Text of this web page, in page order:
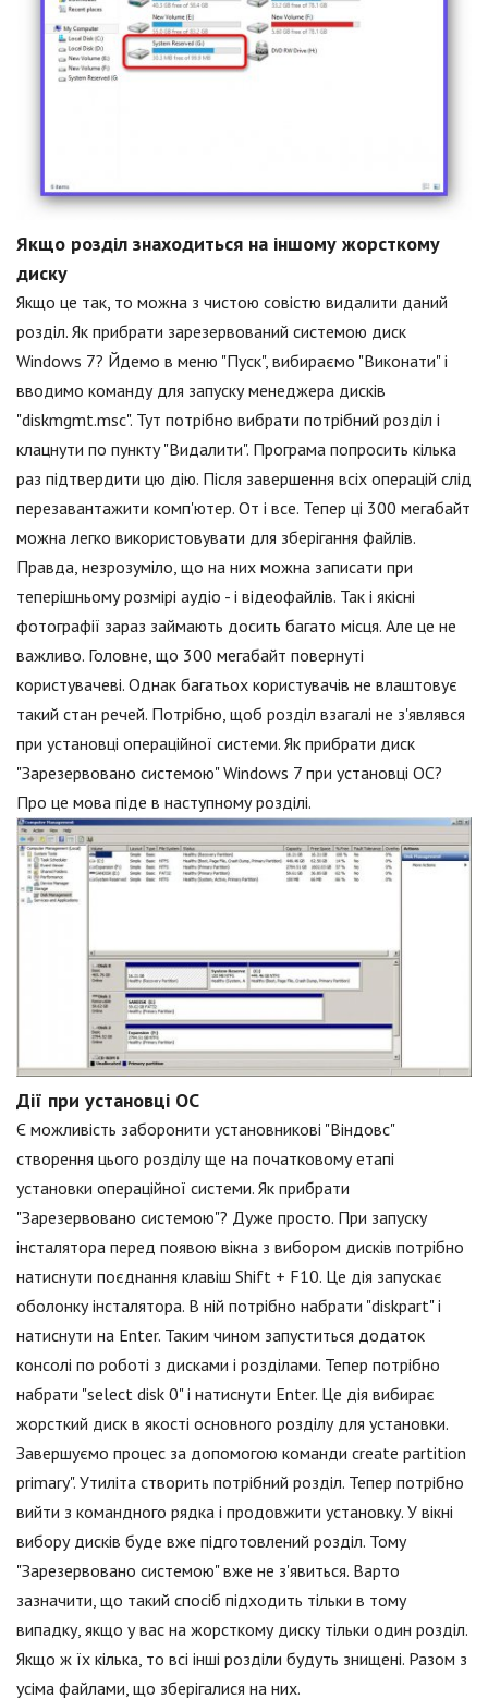
Якщо розділ знаходиться на іншому жорсткому
диску
Якщо це так, то можна з чистою совістю видалити даний
розділ. Як прибрати зарезервований системою диск
Windows 7? Йдемо в меню "Пуск", вибираємо "Виконати" і
вводимо команду для запуску менеджера дисків
"diskmgmt.msc". Тут потрібно вибрати потрібний розділ і
клацнути по пункту "Видалити". Програма попросить кілька
раз підтвердити цю дію. Після завершення всіх операцій слід
перезавантажити комп'ютер. От і все. Тепер ці 300 мегабайт
можна легко використовувати для зберігання файлів.
Правда, незрозуміло, що на них можна записати при
теперішньому розмірі аудіо - і відеофайлів. Так і якісні
фотографії зараз займають досить багато місця. Але це не
важливо. Головне, що 300 мегабайт повернуті
користувачеві. Однак багатьох користувачів не влаштовує
такий стан речей. Потрібно, щоб розділ взагалі не з'являвся
при установці операційної системи. Як прибрати диск
"Зарезервовано системою" Windows 7 при установці ОС?
Про це мова піде в наступному розділі.
Дії при установці ОС
Є можливість заборонити установникові "Віндовс"
створення цього розділу ще на початковому етапі
установки операційної системи. Як прибрати
"Зарезервовано системою"? Дуже просто. При запуску
інсталятора перед появою вікна з вибором дисків потрібно
натиснути поєднання клавіш Shift + F10. Це дія запускає
оболонку інсталятора. В ній потрібно набрати "diskpart" і
натиснути на Enter. Таким чином запуститься додаток
консолі по роботі з дисками і розділами. Тепер потрібно
набрати "select disk 0" і натиснути Enter. Це дія вибирає
жорсткий диск в якості основного розділу для установки.
Завершуємо процес за допомогою команди create partition
primary". Утиліта створить потрібний розділ. Тепер потрібно
вийти з командного рядка і продовжити установку. У вікні
вибору дисків буде вже підготовлений розділ. Тому
"Зарезервовано системою" вже не з'явиться. Варто
зазначити, що такий спосіб підходить тільки в тому
випадку, якщо у вас на жорсткому диску тільки один розділ.
Якщо ж їх кілька, то всі інші розділи будуть знищені. Разом з
усіма файлами, що зберігалися на них.